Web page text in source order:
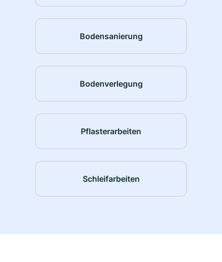
Bodensanierung
Bodenverlegung
Pflasterarbeiten
Schleifarbeiten